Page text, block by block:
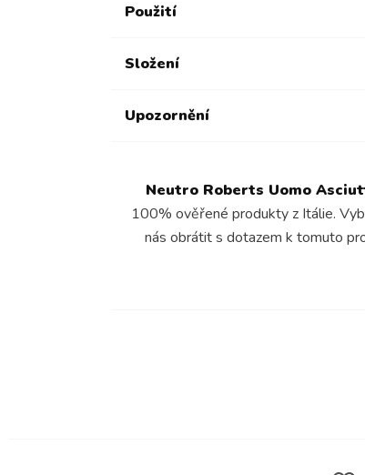
Použití
Složení
Upozornění
Neutro Roberts Uomo
100% ověřené produkty z Itálie.
nás obrátit s dotazem k tomuto